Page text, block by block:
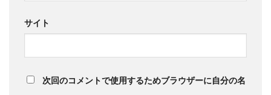
サイト
次回のコメントで使用するためブラウザーに自分の名